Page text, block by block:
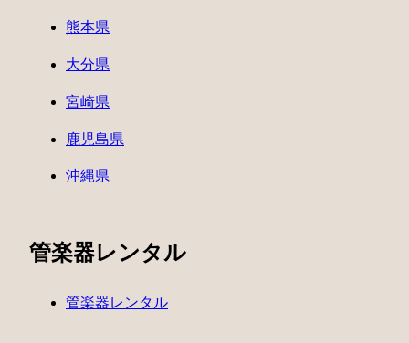
熊本県
大分県
宮崎県
鹿児島県
沖縄県
管楽器レンタル
管楽器レンタル